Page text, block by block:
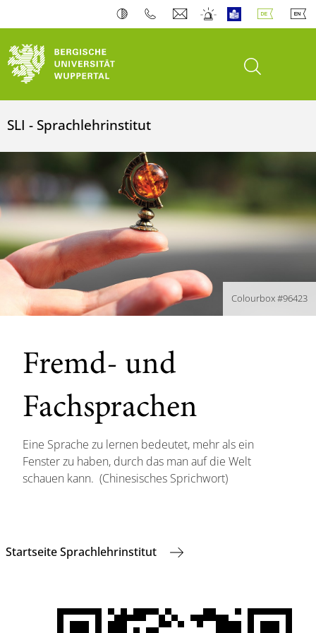
Suche öffnen
SLI - Sprachlehrinstitut
Colourbox #96423
Fremd- und
Fachsprachen
Eine Sprache zu lernen bedeutet, mehr als ein
Fenster zu haben, durch das man auf die Welt
schauen kann. (Chinesisches Sprichwort)
Startseite Sprachlehrinstitut